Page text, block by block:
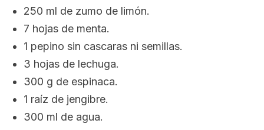
250 ml de zumo de limón.
7 hojas de menta.
1 pepino sin cascaras ni semillas.
3 hojas de lechuga.
300 g de espinaca.
1 raíz de jengibre.
300 ml de agua.